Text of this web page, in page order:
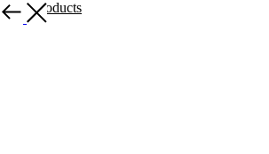
More products